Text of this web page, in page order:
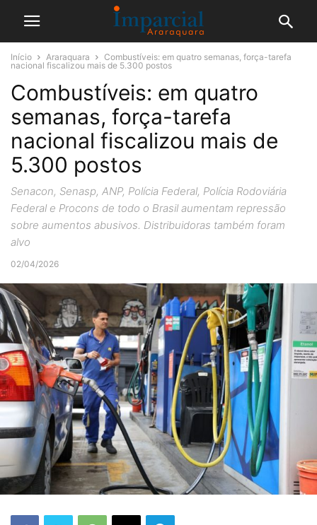
Início Araraquara
Combustíveis: em quatro semanas, força-tarefa
nacional fiscalizou mais de 5.300 postos
Combustíveis: em quatro
semanas, força-tarefa
nacional fiscalizou mais de
5.300 postos
Senacon, Senasp, ANP, Polícia Federal, Polícia Rodoviária
Federal e Procons de todo o Brasil aumentam repressão
sobre aumentos abusivos. Distribuidoras também foram
alvo
02/04/2026